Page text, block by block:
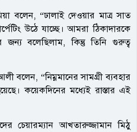
বলেন, “ঢালাই দেওয়ার মাত্র সাত
উঠে যাচ্ছে। আমরা ঠিকাদারকে
বলেছিলাম, কিন্তু তিনি গুরুত্ব
বলেন, “নিম্নমানের সামগ্রী ব্যবহার
কয়েকদিনের মধ্যেই রাস্তার এই
চেয়ারম্যান আখতারুজ্জামান মিঠু